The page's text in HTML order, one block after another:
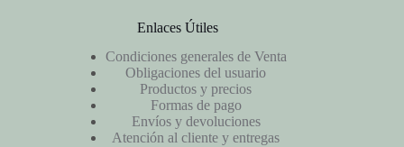
Enlaces Útiles
Condiciones generales de Venta
Obligaciones del usuario
Productos y precios
Formas de pago
Envíos y devoluciones
Atención al cliente y entregas